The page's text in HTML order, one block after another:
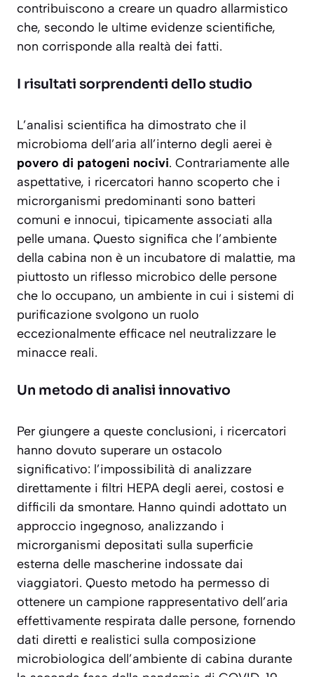
contribuiscono a creare un quadro allarmistico
che, secondo le ultime evidenze scientifiche,
non corrisponde alla realtà dei fatti.
I risultati sorprendenti dello studio
L’analisi scientifica ha dimostrato che il
microbioma dell’aria all’interno degli aerei è
povero di patogeni nocivi. Contrariamente alle
aspettative, i ricercatori hanno scoperto che i
microrganismi predominanti sono batteri
comuni e innocui, tipicamente associati alla
pelle umana. Questo significa che l’ambiente
della cabina non è un incubatore di malattie, ma
piuttosto un riflesso microbico delle persone
che lo occupano, un ambiente in cui i sistemi di
purificazione svolgono un ruolo
eccezionalmente efficace nel neutralizzare le
minacce reali.
Un metodo di analisi innovativo
Per giungere a queste conclusioni, i ricercatori
hanno dovuto superare un ostacolo
significativo: l’impossibilità di analizzare
direttamente i filtri HEPA degli aerei, costosi e
difficili da smontare. Hanno quindi adottato un
approccio ingegnoso, analizzando i
microrganismi depositati sulla superficie
esterna delle mascherine indossate dai
viaggiatori. Questo metodo ha permesso di
ottenere un campione rappresentativo dell’aria
effettivamente respirata dalle persone, fornendo
dati diretti e realistici sulla composizione
microbiologica dell’ambiente di cabina durante